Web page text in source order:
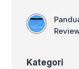
Kategori